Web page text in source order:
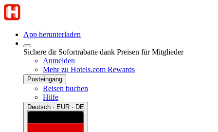
App herunterladen
Sichere dir Sofortrabatte dank Preisen für Mitglieder
Anmelden
Mehr zu Hotels.com Rewards
Posteingang
Reisen buchen
Hilfe
Deutsch · EUR · DE